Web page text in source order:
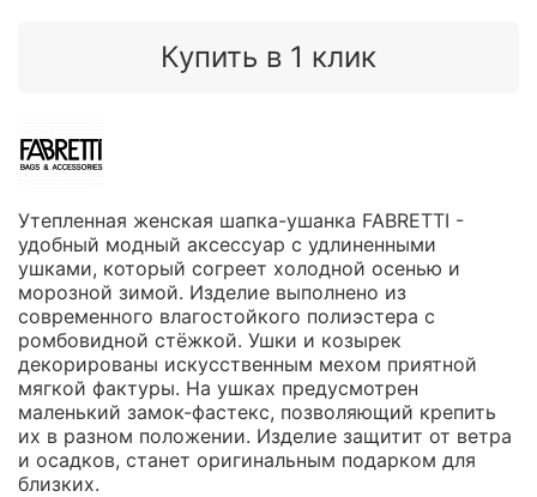
Купить в 1 клик
Утепленная женская шапка-ушанка FABRETTI -
удобный модный аксессуар с удлиненными
ушками, который согреет холодной осенью и
морозной зимой. Изделие выполнено из
современного влагостойкого полиэстера с
ромбовидной стёжкой. Ушки и козырек
декорированы искусственным мехом приятной
мягкой фактуры. На ушках предусмотрен
маленький замок-фастекс, позволяющий крепить
их в разном положении. Изделие защитит от ветра
и осадков, станет оригинальным подарком для
близких.